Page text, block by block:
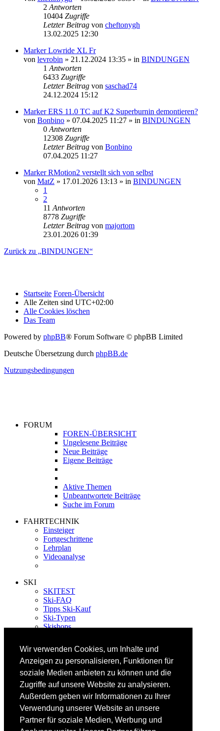
Wir verwenden Cookies, um Inhalte und
Anzeigen zu personalisieren, Funktionen für
soziale Medien anbieten zu können und die
Zugriffe auf unsere Website zu analysieren.
Außerdem geben wir Informationen zu Ihrer
Verwendung unserer Website an unsere
Partner für soziale Medien, Werbung und
2 Antworten
10404 Zugriffe
Letzter Beitrag von cheftonygh
13.02.2025 12:30
Marker Lowride XL Fr
von levrobin » 21.12.2024 13:35 » in BINDUNGEN
1 Antworten
6433 Zugriffe
Letzter Beitrag von saschad74
24.12.2024 15:12
Marker ERS 11.0 TC auf K2 Superburnin demontieren?
von Bonbino » 07.04.2025 11:27 » in BINDUNGEN
0 Antworten
12308 Zugriffe
Letzter Beitrag von Bonbino
07.04.2025 11:27
Marker RMotion2 verstellt sich von selbst
von MatZ » 17.01.2026 13:13 » in BINDUNGEN
1
2
11 Antworten
8778 Zugriffe
Letzter Beitrag von majortom
23.01.2026 01:39
Zurück zu „BINDUNGEN“
Startseite Foren-Übersicht
Alle Zeiten sind UTC+02:00
Alle Cookies löschen
Das Team
Powered by phpBB® Forum Software © phpBB Limited
Deutsche Übersetzung durch phpBB.de
Nutzungsbedingungen
FORUM
FOREN-ÜBERSICHT
Ungelesene Beiträge
Neue Beiträge
Eigene Beiträge
Aktive Themen
Unbeantwortete Beiträge
Suche im Forum
FAHRTECHNIK
Einsteiger
Fortgeschrittene
Lehrplan
Videoanalyse
SKI
SKITEST
Ski-FAQ
Tipps Ski-Kauf
Ski-Typen
Skishops
Skibekleidung
Skischuhe
Bootfitting
Skiservice selbst
SONSTIGES
Skireisen & -hotels